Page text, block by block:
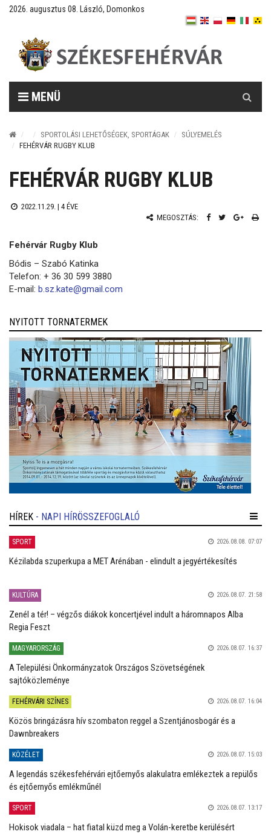
2026. augusztus 08. László, Domonkos
MENÜ
SPORTOLÁSI LEHETŐSÉGEK, SPORTÁGAK
SÚLYEMELÉS
FEHÉRVÁR RUGBY KLUB
FEHÉRVÁR RUGBY KLUB
2022.11.29. | 4 ÉVE
MEGOSZTÁS:
Fehérvár Rugby Klub
Bódis – Szabó Katinka
Telefon: + 36 30 599 3880
E-mail: b.sz.kate@gmail.com
NYITOTT TORNATERMEK
HÍREK - NAPI HÍRÖSSZEFOGLALÓ
SPORT 2026.08.08. 07:07
Kézilabda szuperkupa a MET Arénában - elindult a jegyértékesítés
KULTÚRA 2026.08.07. 21:58
Zenél a tér! – végzős diákok koncertjével indult a háromnapos Alba
Regia Feszt
MAGYARORSZÁG 2026.08.07. 16:37
A Települési Önkormányzatok Országos Szövetségének
sajtóközleménye
FEHÉRVÁRI SZÍNES 2026.08.07. 16:04
Közös bringázásra hív szombaton reggel a Szentjánosbogár és a
Dawnbreakers
KÖZÉLET 2026.08.07. 15:03
A legendás székesfehérvári ejtőernyős alakulatra emlékeztek a repülős
és ejtőernyős emlékműnél
SPORT 2026.08.07. 13:17
Hokisok viadala – hat fiatal küzd meg a Volán-keretbe kerülésért